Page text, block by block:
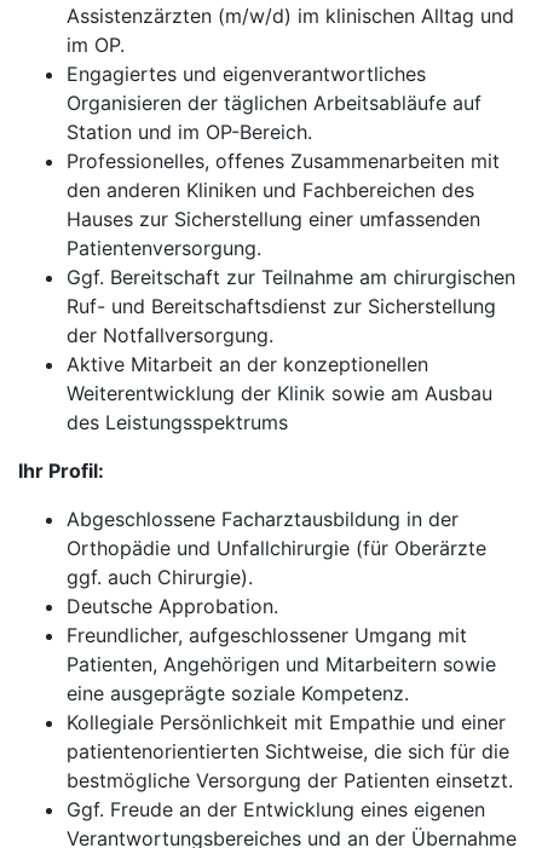
Assistenzärzten (m/w/d) im klinischen Alltag und
im OP.
Engagiertes und eigenverantwortliches
Organisieren der täglichen Arbeitsabläufe auf
Station und im OP-Bereich.
Professionelles, offenes Zusammenarbeiten mit
den anderen Kliniken und Fachbereichen des
Hauses zur Sicherstellung einer umfassenden
Patientenversorgung.
Ggf. Bereitschaft zur Teilnahme am chirurgischen
Ruf- und Bereitschaftsdienst zur Sicherstellung
der Notfallversorgung.
Aktive Mitarbeit an der konzeptionellen
Weiterentwicklung der Klinik sowie am Ausbau
des Leistungsspektrums
Ihr Profil:
Abgeschlossene Facharztausbildung in der
Orthopädie und Unfallchirurgie (für Oberärzte
ggf. auch Chirurgie).
Deutsche Approbation.
Freundlicher, aufgeschlossener Umgang mit
Patienten, Angehörigen und Mitarbeitern sowie
eine ausgeprägte soziale Kompetenz.
Kollegiale Persönlichkeit mit Empathie und einer
patientenorientierten Sichtweise, die sich für die
bestmögliche Versorgung der Patienten einsetzt.
Ggf. Freude an der Entwicklung eines eigenen
Verantwortungsbereiches und an der Übernahme